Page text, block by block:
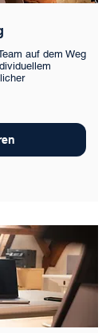
auf dem Weg